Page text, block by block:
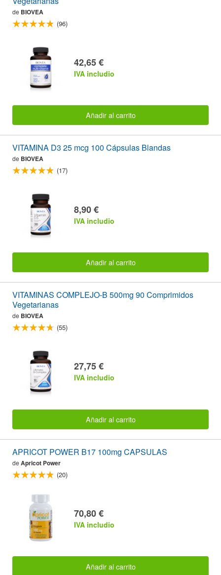
de BIOVEA
(96)
42,65 €
IVA includio
Añadir al carrito
VITAMINA D3 25 mcg 100 Cápsulas Blandas
de BIOVEA
(17)
8,90 €
IVA includio
Añadir al carrito
VITAMINAS COMPLEJO-B 500mg 90 Comprimidos
Vegetarianas
de BIOVEA
(55)
27,75 €
IVA includio
Añadir al carrito
APRICOT POWER B17 100mg CAPSULAS
de Apricot Power
(20)
70,80 €
IVA includio
Añadir al carrito